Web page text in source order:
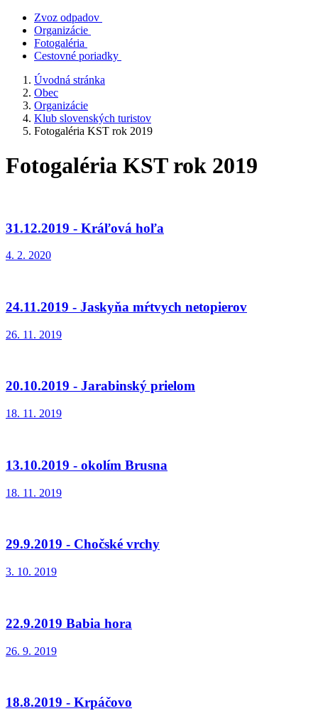
Zvoz odpadov
Organizácie
Fotogaléria
Cestovné poriadky
Úvodná stránka
Obec
Organizácie
Klub slovenských turistov
Fotogaléria KST rok 2019
Fotogaléria KST rok 2019
31.12.2019 - Kráľová hoľa
4. 2. 2020
24.11.2019 - Jaskyňa mŕtvych netopierov
26. 11. 2019
20.10.2019 - Jarabinský prielom
18. 11. 2019
13.10.2019 - okolím Brusna
18. 11. 2019
29.9.2019 - Chočské vrchy
3. 10. 2019
22.9.2019 Babia hora
26. 9. 2019
18.8.2019 - Krpáčovo